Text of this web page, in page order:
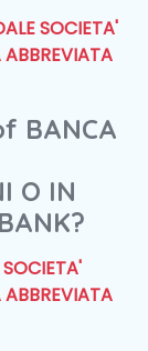
SOCIETA'
BANCA
O IN